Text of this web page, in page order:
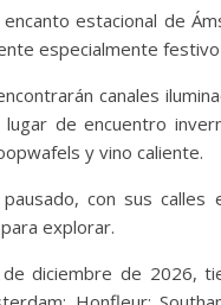
estacional de
especialmente
canales
de encuentro
y vino caliente.
con sus calles
explorar.
diciembre de 2026,